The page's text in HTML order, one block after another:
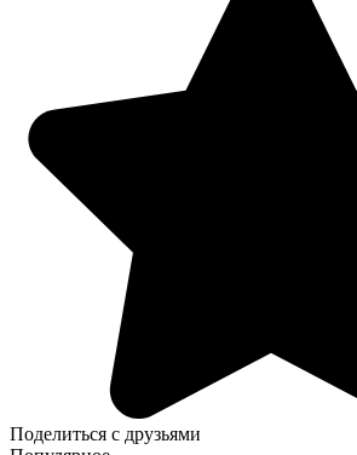
Поделиться с друзьями